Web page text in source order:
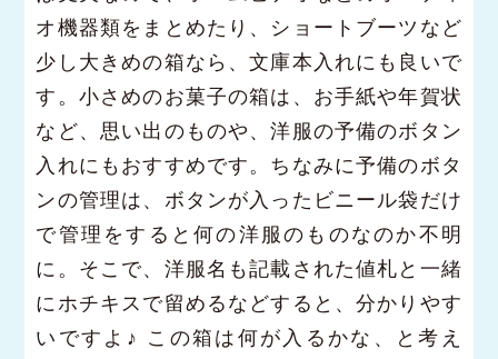
オ機器類をまとめたり、ショートブーツなど
少し大きめの箱なら、文庫本入れにも良いで
す。小さめのお菓子の箱は、お手紙や年賀状
など、思い出のものや、洋服の予備のボタン
入れにもおすすめです。ちなみに予備のボタ
ンの管理は、ボタンが入ったビニール袋だけ
で管理をすると何の洋服のものなのか不明
に。そこで、洋服名も記載された値札と一緒
にホチキスで留めるなどすると、分かりやす
いですよ♪ この箱は何が入るかな、と考え